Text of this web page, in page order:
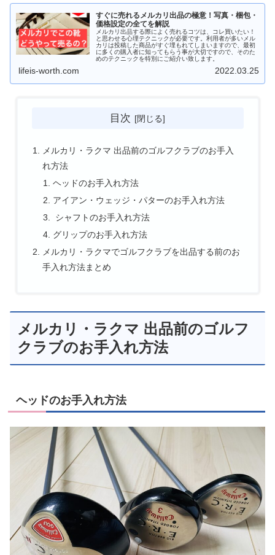
すぐに売れるメルカリ出品の極意！写真・梱包・
価格設定の全てを解説
メルカリ出品する際によく売れるコツは、コレ買いたい！
と思わせる心理テクニックが必要です。利用者が多いメル
カリは投稿した商品がすぐ埋もれてしまいますので、最初
に多くの購入者に知ってもらう事が大切ですので、そのた
めのテクニックを特別にご紹介い致します。
lifeis-worth.com 2022.03.25
目次
メルカリ・ラクマ 出品前のゴルフクラブのお手入
れ方法
ヘッドのお手入れ方法
アイアン・ウェッジ・パターのお手入れ方法
シャフトのお手入れ方法
グリップのお手入れ方法
メルカリ・ラクマでゴルフクラブを出品する前のお
手入れ方法まとめ
メルカリ・ラクマ 出品前のゴルフ
クラブのお手入れ方法
ヘッドのお手入れ方法